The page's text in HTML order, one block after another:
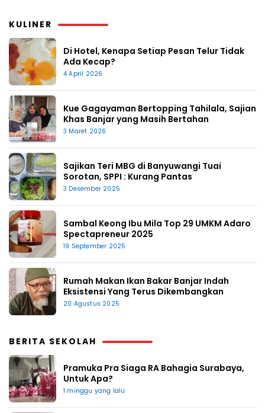
KULINER
Di Hotel, Kenapa Setiap Pesan Telur Tidak
Ada Kecap?
4 April 2026
Kue Gagayaman Bertopping Tahilala, Sajian
Khas Banjar yang Masih Bertahan
3 Maret 2026
Sajikan Teri MBG di Banyuwangi Tuai
Sorotan, SPPI : Kurang Pantas
3 Desember 2025
Sambal Keong Ibu Mila Top 29 UMKM Adaro
Spectapreneur 2025
19 September 2025
Rumah Makan Ikan Bakar Banjar Indah
Eksistensi Yang Terus Dikembangkan
20 Agustus 2025
BERITA SEKOLAH
Pramuka Pra Siaga RA Bahagia Surabaya,
Untuk Apa?
1 minggu yang lalu